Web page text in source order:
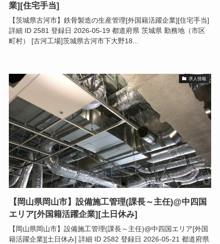
業][住宅手当]
【茨城県古河市】鉄骨製造の生産管理[外国籍活躍企業][住宅手当]
詳細 ID 2581 登録日 2026-05-19 都道府県 茨城県 勤務地（市区
町村） [古河工場]茨城県古河市下大野18...
求人情報
【岡山県岡山市】設備施工管理(課長～主任)@中四国
エリア[外国籍活躍企業][土日休み]
【岡山県岡山市】設備施工管理(課長～主任)@中四国エリア[外国
籍活躍企業][土日休み] 詳細 ID 2582 登録日 2026-05-21 都道府県